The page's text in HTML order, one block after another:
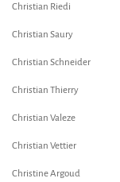
Christian Riedi
Christian Saury
Christian Schneider
Christian Thierry
Christian Valeze
Christian Vettier
Christine Argoud